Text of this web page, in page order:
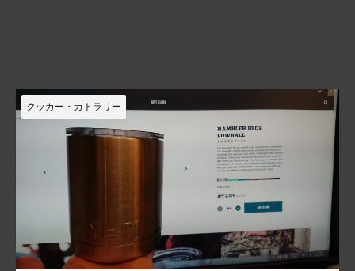
クッカー・カトラリー